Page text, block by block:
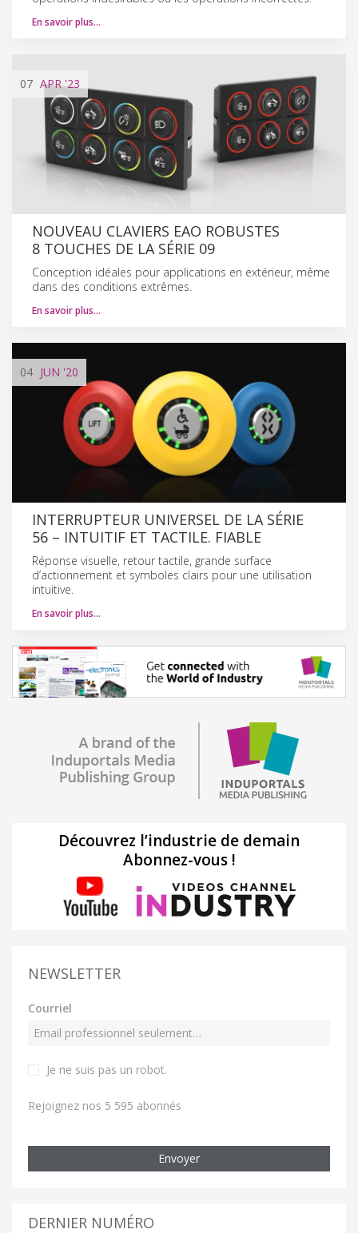
En savoir plus…
07 APR'23
NOUVEAU CLAVIERS EAO ROBUSTES
8 TOUCHES DE LA SÉRIE 09
Conception idéales pour applications en extérieur, même
dans des conditions extrêmes.
En savoir plus…
04 JUN '20
INTERRUPTEUR UNIVERSEL DE LA SÉRIE
56 – INTUITIF ET TACTILE. FIABLE
Réponse visuelle, retour tactile, grande surface
d’actionnement et symboles clairs pour une utilisation
intuitive.
En savoir plus…
Découvrez l’industrie de demain
Abonnez-vous !
NEWSLETTER
Courriel
Je ne suis pas un robot.
Rejoignez nos 5 595 abonnés
Envoyer
DERNIER NUMÉRO